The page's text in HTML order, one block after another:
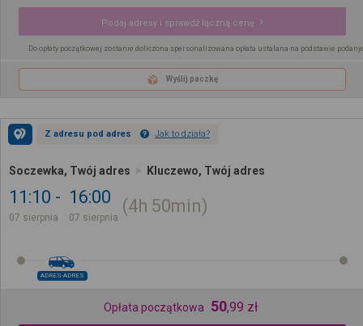
Podaj adresy i sprawdź łączną cenę
Do opłaty początkowej zostanie doliczona spersonalizowana opłata ustalana na podstawie
Wyślij paczkę
Z adresu pod adres Jak to działa?
Soczewka, Twój adres Kluczewo, Twój adres
11:10
07 sierpnia
16:00
07 sierpnia
4h 50min
ADRES-ADRES
Opłata początkowa 50,99 zł